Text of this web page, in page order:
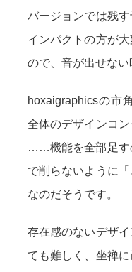
バージョンでは残
インパクトの方が
ので、音が出せない
hoxaigraphicsの市
全体のデザインコン
……機能を全部足す
で削らないように
なのだそうです。
存在感のないデザ
ても難しく、坐禅